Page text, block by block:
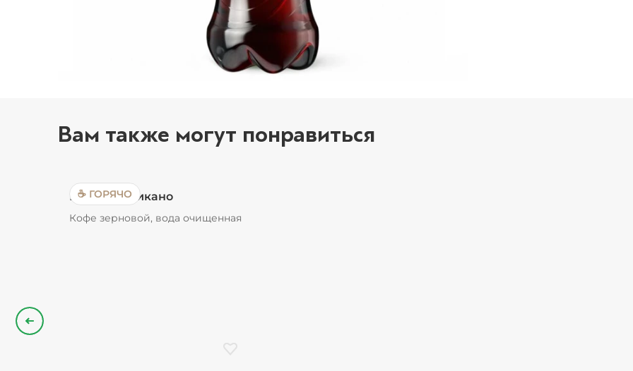
Вам также могут понравиться
☕ ГОРЯЧО
Кофе Американо
Кофе зерновой, вода очищенная
Назад